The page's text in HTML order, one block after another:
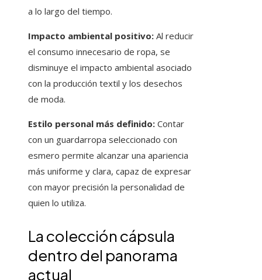
a lo largo del tiempo.
Impacto ambiental positivo: Al reducir
el consumo innecesario de ropa, se
disminuye el impacto ambiental asociado
con la producción textil y los desechos
de moda.
Estilo personal más definido: Contar
con un guardarropa seleccionado con
esmero permite alcanzar una apariencia
más uniforme y clara, capaz de expresar
con mayor precisión la personalidad de
quien lo utiliza.
La colección cápsula
dentro del panorama
actual